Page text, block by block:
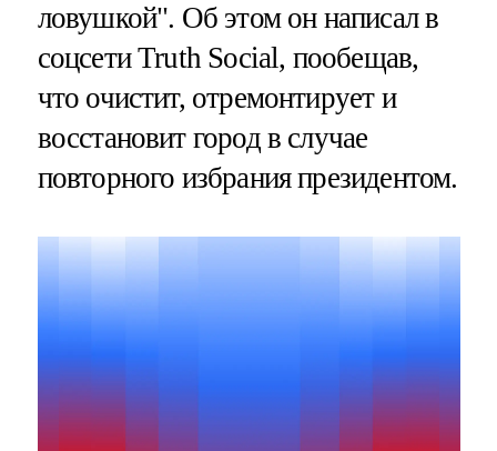
ловушкой". Об этом он написал в
соцсети Truth Social, пообещав,
что очистит, отремонтирует и
восстановит город в случае
повторного избрания президентом.